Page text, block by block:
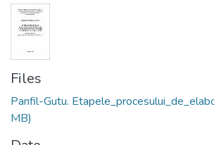
Files
Panfil-Gutu.
MB)